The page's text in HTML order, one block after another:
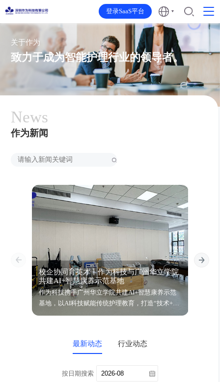
登录SaaS平台
关于作为
致力于成为智能护理行业的领导者。
News
作为新闻
校企协同育英才丨作为科技与广州华立学院
共建AI+智慧康养示范基地
作为科技携手广州华立学院共建AI+智慧康养示范
基地，以AI科技赋能传统护理教育，打造“技术+人
最新动态 行业动态
按日期搜索